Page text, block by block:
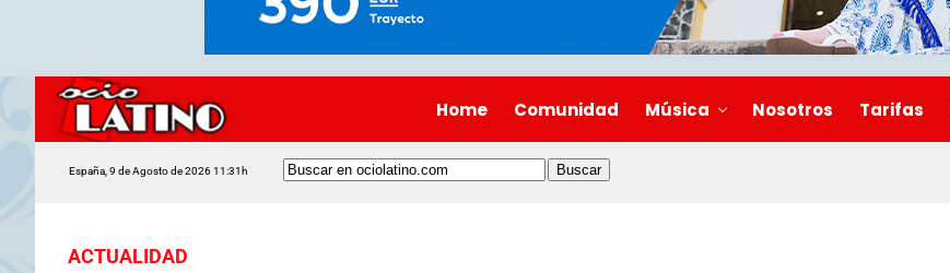
Home Comunidad Música Nosotros Tarifas
España, 9 de Agosto de 2026 11:31h
ACTUALIDAD